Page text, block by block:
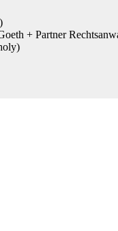
+ Partner